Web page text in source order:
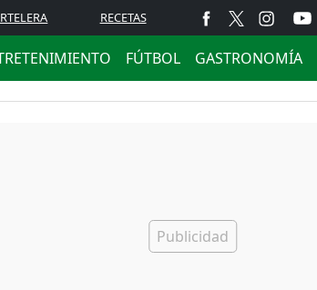
RECETAS
FÚTBOL GASTRONOMÍA